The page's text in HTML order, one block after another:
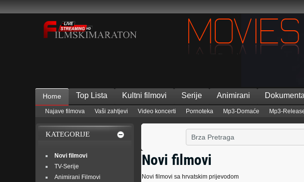
Home Top Lista Kultni filmovi Serije Animirani
Najave filmova Vaši zahtjevi Video koncerti Pornoteka Mp3-Domaće Mp3-
Novi filmovi
Novi filmovi sa hrvatskim prijevodom
KATEGORIJE
Novi filmovi
TV-Serije
Animirani Filmovi